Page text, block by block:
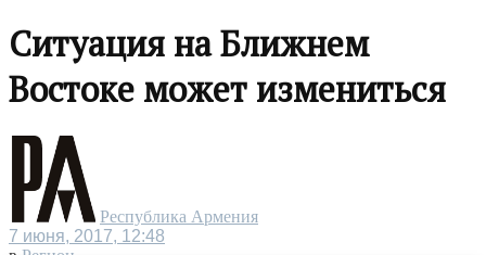
Ситуация на Ближнем
Востоке может измениться
Республика Армения
7 июня, 2017, 12:48